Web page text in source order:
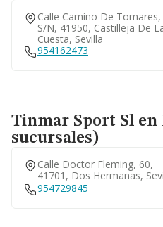
Calle Camino De Tomares,
S/n, 41950, Castilleja De
Cuesta, Sevilla
954162473
Tinmar Sport Sl en
sucursales)
Calle Doctor Fleming, 60,
41701, Dos Hermanas,
954729845